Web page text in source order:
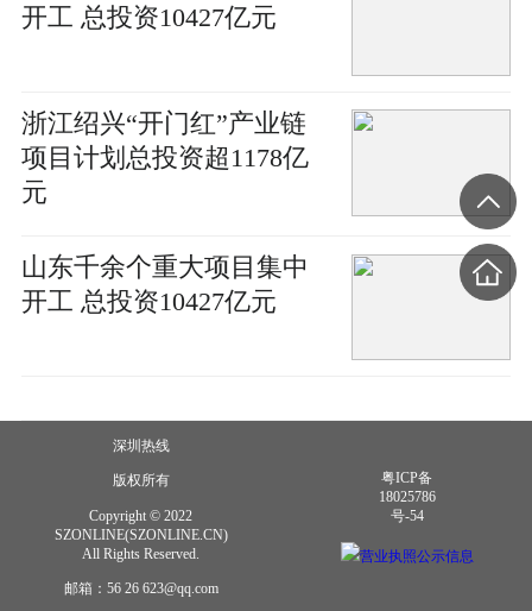
开工 总投资10427亿元
浙江绍兴“开门红”产业链
项目计划总投资超1178亿
元
山东千余个重大项目集中
开工 总投资10427亿元
深圳热线
版权所有
Copyright © 2022
SZONLINE(SZONLINE.CN)
All Rights Reserved.
邮箱：56 26 623@qq.com
粤ICP备
18025786
号-54
营业执照公示信息